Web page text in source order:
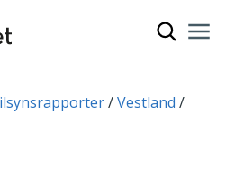
Vestland